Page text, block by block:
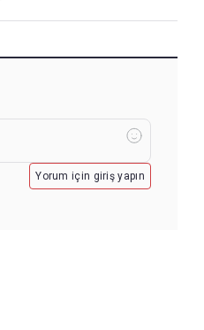
Yorum için giriş yapın